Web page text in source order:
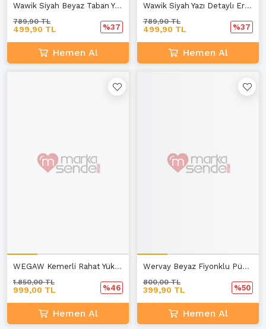
Wawik Siyah Beyaz Taban Yazı Detaylı Erkek Spor Ayakkabı C-3
499,90 TL
789,90 TL
%37
Hemen Al
Wawik Siyah Yazı Detaylı Erkek Spor Ayakkabı C-3
499,90 TL
789,90 TL
%37
Hemen Al
WEGAW Kemerli Rahat Yüksek Topuk SİYAH TOPUKLU BOT
999,00 TL
1.850,00 TL
%46
Hemen Al
Wervay Beyaz Fiyonklu Püsküllü Kadın Babet A3
399,90 TL
800,00 TL
%50
Hemen Al